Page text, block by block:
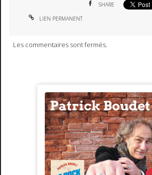
SHARE
LIEN PERMANENT
Les commentaires sont fermés.